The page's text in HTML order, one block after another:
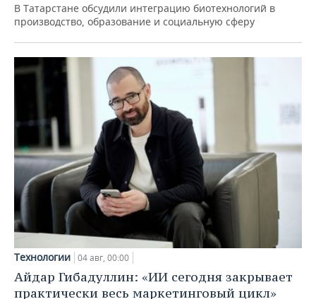
В Татарстане обсудили интеграцию биотехнологий в
производство, образование и социальную сферу
Технологии 04 авг, 00:00
Айдар Гибадуллин: «ИИ сегодня закрывает
практически весь маркетинговый цикл»